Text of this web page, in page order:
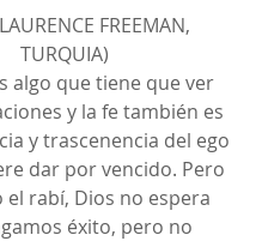
FREEMAN,
TURQUIA)
algo que tiene que ver
y la fe también es
y trascenencia del ego
dar por vencido. Pero
el rabí, Dios no espera
éxito, pero no